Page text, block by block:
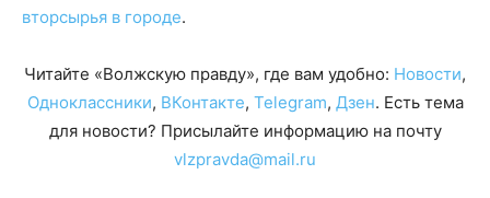
вторсырья в городе.
Читайте «Волжскую правду», где вам удобно: Новости,
Одноклассники, ВКонтакте, Telegram, Дзен. Есть тема
для новости? Присылайте информацию на почту
vlzpravda@mail.ru